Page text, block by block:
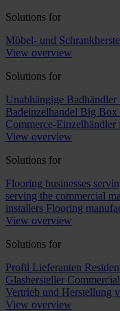
Solutions for
Möbel- und
View overview
Solutions for
Unabhängige Badhändler
Badeinzelhandel Big Box
Commerce-
View overview
Solutions for
Flooring businesses
serving the commercial
installers Flooring
View overview
Solutions for
Profil Lieferanten
Glashersteller
Vertrieb und Herstellung
View overview